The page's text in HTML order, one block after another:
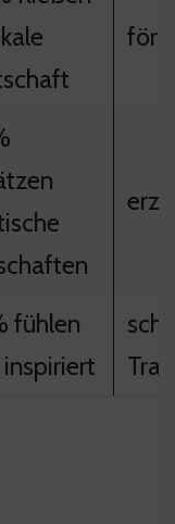
fühlen
inspiriert